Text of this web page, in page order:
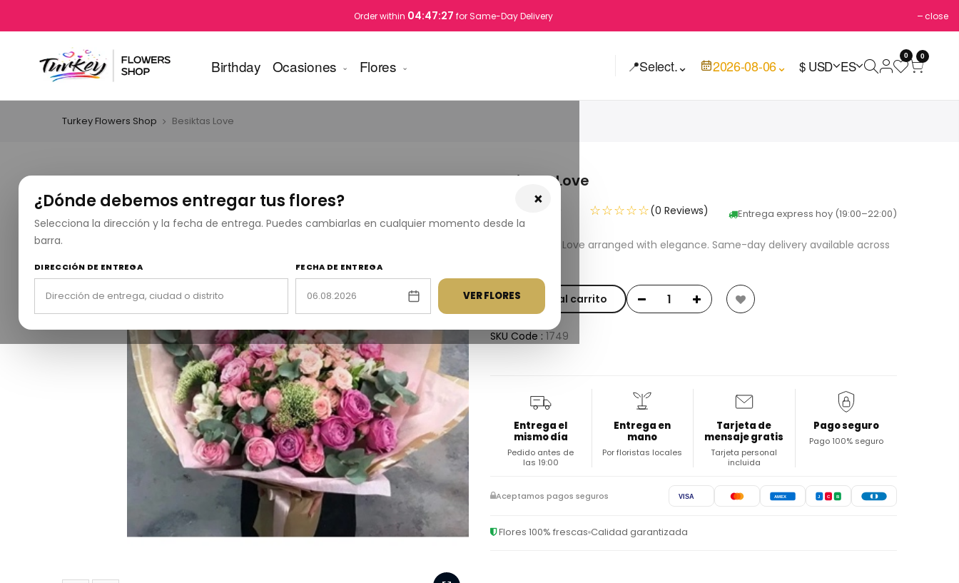
Order within 04:47:27 for Same-Day Delivery close
Birthday Ocasiones Flores 📍Select.⌄ 2026-08-06⌄ $ USD ES
0 0
×
¿Dónde debemos entregar tus flores?
Selecciona la dirección y la fecha de entrega. Puedes cambiarlas en cualquier momento desde la
barra.
DIRECCIÓN DE ENTREGA FECHA DE ENTREGA
VER FLORES
Turkey Flowers Shop Besiktas Love
Besiktas Love
Entrega express hoy (19:00–22:00)
☆☆☆☆☆(0 Reviews)
Fresh Besiktas Love arranged with elegance. Same-day delivery available across
Añadir al carrito
SKU Code : 1749
Entrega el
mismo día
Pedido antes de
las 19:00
Entrega en
mano
Por floristas locales
Tarjeta de
mensaje gratis
Tarjeta personal
incluida
Pago seguro
Pago 100% seguro
Aceptamos pagos seguros VISA AMEX J C B
Flores 100% frescas Calidad garantizada